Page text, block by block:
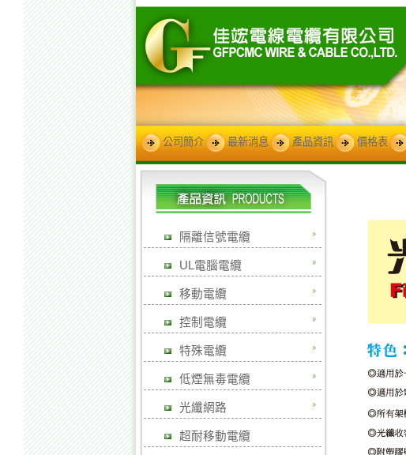
公司簡介 最新消息 產品資訊 價格表
隔離信號電纜
UL電腦電纜
移動電纜
控制電纜
特殊電纜
低煙無毒電纜
光纖網路
超耐移動電纜